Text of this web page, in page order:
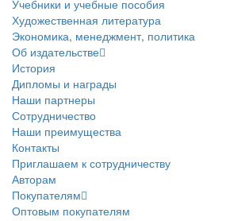
Учебники и учебные пособия
Художественная литература
Экономика, менеджмент, политика
Об издательстве
История
Дипломы и награды
Наши партнеры
Сотрудничество
Наши преимущества
Контакты
Приглашаем к сотрудничеству
Авторам
Покупателям
Оптовым покупателям